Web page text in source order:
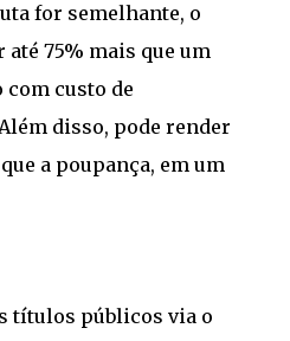
for semelhante, o
75% mais que um
custo de
disso, pode render
a poupança, em um
títulos públicos via o